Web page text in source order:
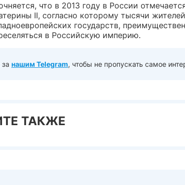
что в 2013 году в России
II, согласно которому тысячи
государств,
в Российскую империю.
нашим Telegram, чтобы не пропускать самое
ТАКЖЕ